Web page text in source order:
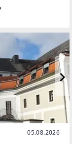
schafft ein
05.08.2026